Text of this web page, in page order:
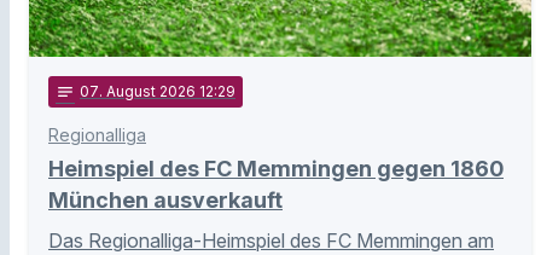
notes 07. August 2026 12:29
Regionalliga
Heimspiel des FC Memmingen gegen 1860
München ausverkauft
Das Regionalliga-Heimspiel des FC Memmingen am